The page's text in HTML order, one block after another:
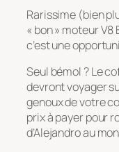
Rarissime (bien
« bon » moteur
c’est une
Seul bémol ? Le
devront voyager
genoux de votre
prix à payer pour
d’Alejandro au